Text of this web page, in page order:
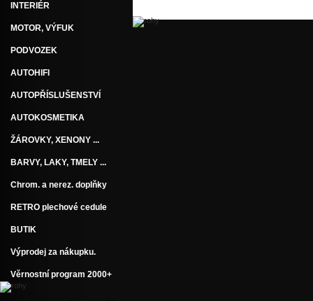
INTERIÉR
MOTOR, VÝFUK
PODVOZEK
AUTOHIFI
AUTOPŘÍSLUŠENSTVÍ
AUTOKOSMETIKA
ŽÁROVKY, XENONY ...
BARVY, LAKY, TMELY ...
Chrom. a nerez. doplňky
RETRO plechové cedule
BUTIK
Výprodej za nákupku.
Věrnostní program 2000+